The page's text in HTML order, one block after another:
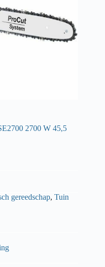
2700 W 45,5
gereedschap, Tuin